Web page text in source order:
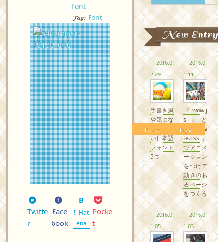
Font
Tag: Font
Twitte
r
Face
book
Hat
ena
Pocke
t
New Entry
2016.0
2.29
Font
手書き風
や気にな
るかわい
い日本語
フォント
5つ
2016.0
1.11
Tips
『wow.j
s』と
『Anima
te.css』
でアニメ
ーション
をつけて
動きのあ
るページ
をつくる
2016.0
1.05
2016.0
1.03